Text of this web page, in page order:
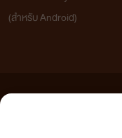
(สำหรับ Android)
เว็บไซต์แห่งนี้ไม่ได้เห็นด้วยและไม่ขอ
วิจารณญาณในการกลั่นกรองด้วยตนเ